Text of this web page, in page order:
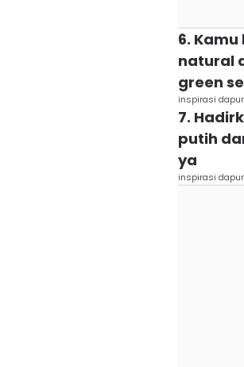
6.
natural
green
inspirasi
7.
putih
ya
inspirasi